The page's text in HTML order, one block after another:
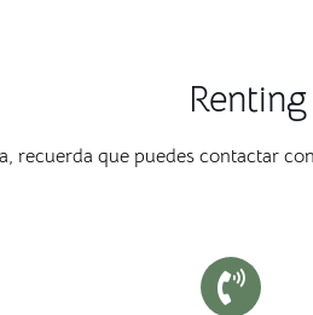
recuerda que puedes contactar